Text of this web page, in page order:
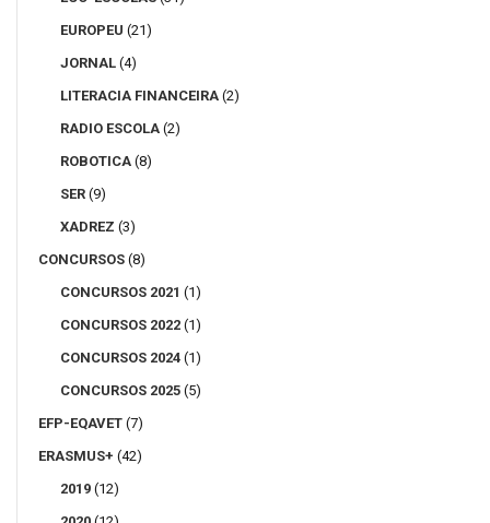
EUROPEU (21)
JORNAL (4)
LITERACIA FINANCEIRA (2)
RADIO ESCOLA (2)
ROBOTICA (8)
SER (9)
XADREZ (3)
CONCURSOS (8)
CONCURSOS 2021 (1)
CONCURSOS 2022 (1)
CONCURSOS 2024 (1)
CONCURSOS 2025 (5)
EFP-EQAVET (7)
ERASMUS+ (42)
2019 (12)